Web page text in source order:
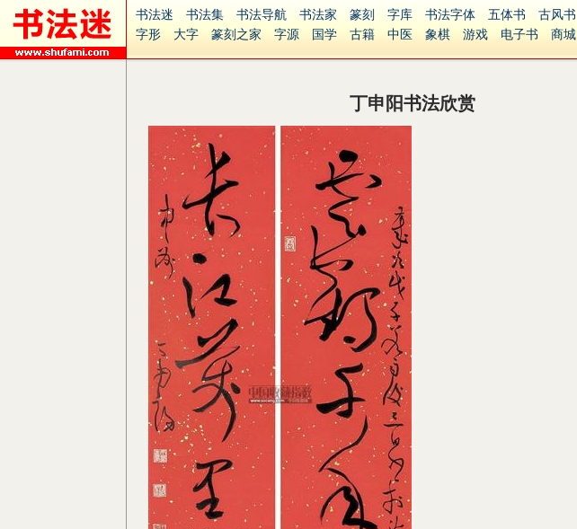
书法迷 书法集 书法导航 书法家 篆刻 字库 书法字体 五体书 古风书
字形
大字 篆刻之家 字源 国学 古籍 中医 象棋 游戏 电子书 商城
丁申阳书法欣赏